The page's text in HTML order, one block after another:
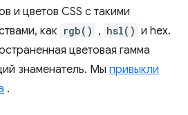
и цветов CSS с такими
как rgb() , hsl() и hex.
цветовая гамма
знаменатель. Мы привыкли
.